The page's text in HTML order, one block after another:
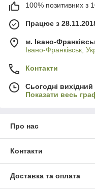
100% позитивних з
Працює з
м. Івано-
Івано-Франківськ,
Контакти
Сьогодні вихідний
Показати весь
Про нас
Контакти
Доставка та оплата